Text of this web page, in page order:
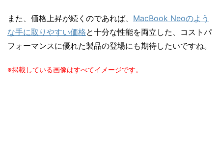
また、価格上昇が続くのであれば、 MacBook Neoのよう
な手に取りやすい価格と十分な性能を両立した、コストパ
フォーマンスに優れた製品の登場にも期待したいですね。
※掲載している画像はすべてイメージです。